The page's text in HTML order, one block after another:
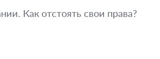
Как отстоять свои права?